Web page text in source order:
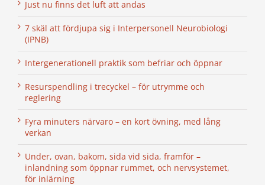
Just nu finns det luft att andas
7 skäl att fördjupa sig i Interpersonell Neurobiologi
(IPNB)
Intergenerationell praktik som befriar och öppnar
Resurspendling i trecyckel – för utrymme och
reglering
Fyra minuters närvaro – en kort övning, med lång
verkan
Under, ovan, bakom, sida vid sida, framför –
inlandning som öppnar rummet, och nervsystemet,
för inlärning